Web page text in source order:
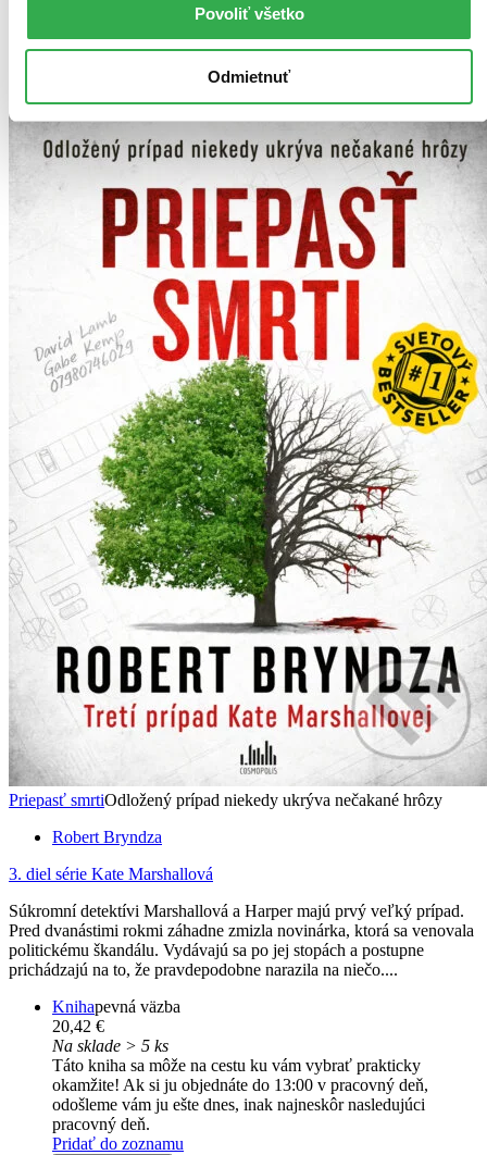
Povoliť všetko
Odmietnuť
Najvyššia zľava
Priepasť smrtiOdložený prípad niekedy ukrýva nečakané hrôzy
Robert Bryndza
3. diel série Kate Marshallová
Súkromní detektívi Marshallová a Harper majú prvý veľký prípad.
Pred dvanástimi rokmi záhadne zmizla novinárka, ktorá sa venovala
politickému škandálu. Vydávajú sa po jej stopách a postupne
prichádzajú na to, že pravdepodobne narazila na niečo....
Knihapevná väzba
20,42 €
Na sklade > 5 ks
Táto kniha sa môže na cestu ku vám vybrať prakticky
okamžite! Ak si ju objednáte do 13:00 v pracovný deň,
odošleme vám ju ešte dnes, inak najneskôr nasledujúci
pracovný deň.
Pridať do zoznamu